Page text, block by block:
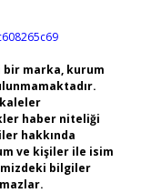
marka, kurum
haber niteliği
hakkında
ve kişiler ile isim
bilgiler